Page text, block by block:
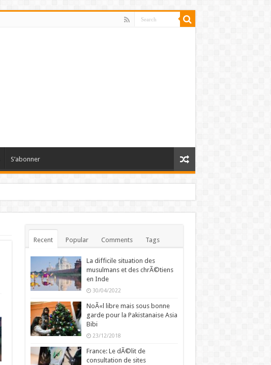
S’abonner
Recent Popular Comments Tags
La difficile situation des
musulmans et des chrÃ©tiens
en Inde
30/04/2022
NoÃ«l libre mais sous bonne
garde pour la Pakistanaise Asia
Bibi
23/12/2018
France: Le dÃ©lit de
consultation de sites